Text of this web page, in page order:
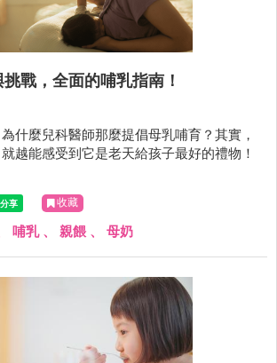
戰，全面的哺乳指南！
什麼兒科醫師那麼提倡母乳哺育？其實，
越能感受到它是老天給孩子最好的禮物！
收藏
哺乳、 親餵 、 母奶